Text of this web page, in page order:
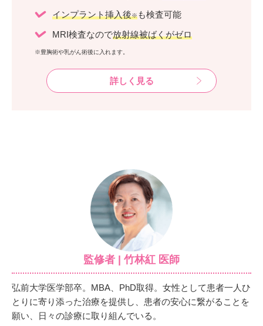
インプラント挿入後※ も検査可能
MRI検査なので放射線被ばくがゼロ
※豊胸術や乳がん術後に入れます。
詳しく見る
監修者 | 竹林紅 医師
弘前大学医学部卒。MBA、PhD取得。女性として患者一人ひ
とりに寄り添った治療を提供し、患者の安心に繋がることを
願い、日々の診療に取り組んでいる。